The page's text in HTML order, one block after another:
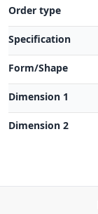
Order type
Specification
Form/Shape
Dimension 1
Dimension 2